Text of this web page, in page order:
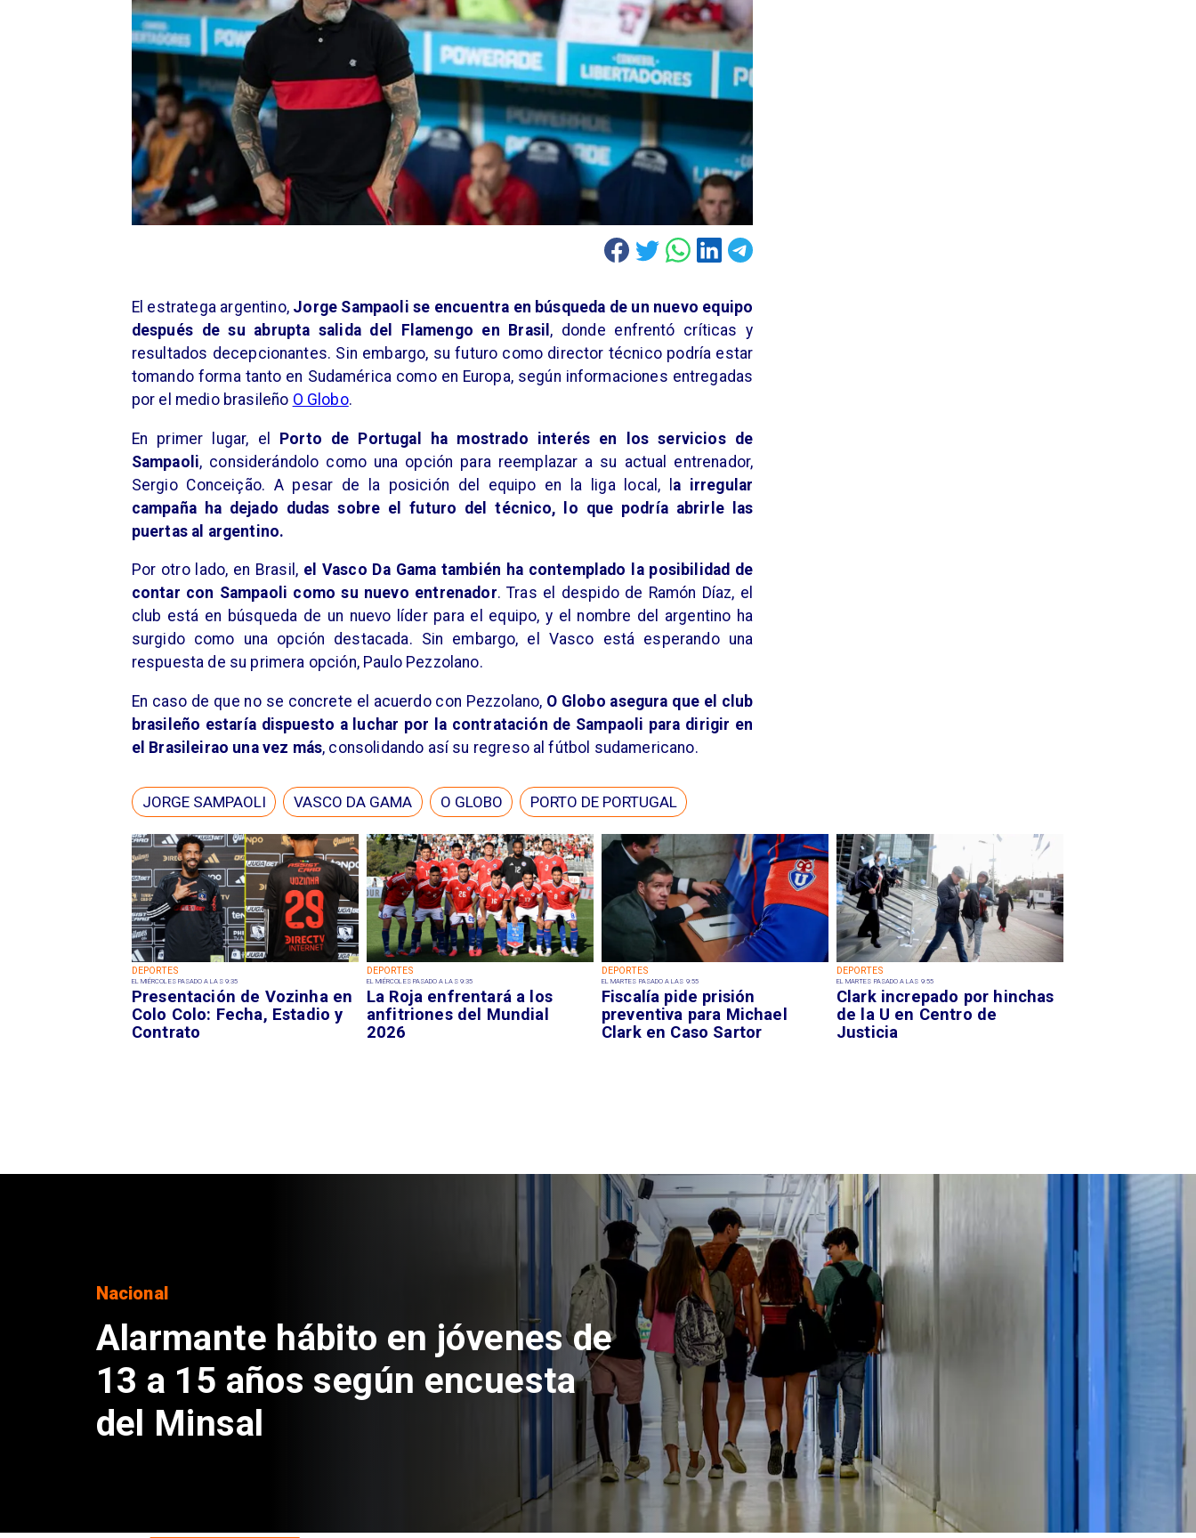
DEPORTES
EL MIÉRCOLES PASADO A LAS 9:35
Presentación de Vozinha en
Colo Colo: Fecha, Estadio y
Contrato
DEPORTES
EL MIÉRCOLES PASADO A LAS 9:35
La Roja enfrentará a los
anfitriones del Mundial
2026
DEPORTES
EL MARTES PASADO A LAS 9:55
Fiscalía pide prisión
preventiva para Michael
Clark en Caso Sartor
DEPORTES
EL MARTES PASADO A LAS 9:55
Clark increpado por hinchas
de la U en Centro de
Justicia
El estratega argentino, Jorge Sampaoli se encuentra en búsqueda de un nuevo equipo
después de su abrupta salida del Flamengo en Brasil , donde enfrentó críticas y
resultados decepcionantes. Sin embargo, su futuro como director técnico podría estar
tomando forma tanto en Sudamérica como en Europa, según informaciones entregadas
por el medio brasileño O Globo.
En primer lugar, el Porto de Portugal ha mostrado interés en los servicios de
Sampaoli, considerándolo como una opción para reemplazar a su actual entrenador,
Sergio Conceição. A pesar de la posición del equipo en la liga local, l a irregular
campaña ha dejado dudas sobre el futuro del técnico, lo que podría abrirle las
puertas al argentino.
Por otro lado, en Brasil, el Vasco Da Gama también ha contemplado la posibilidad de
contar con Sampaoli como su nuevo entrenador. Tras el despido de Ramón Díaz, el
club está en búsqueda de un nuevo líder para el equipo, y el nombre del argentino ha
surgido como una opción destacada. Sin embargo, el Vasco está esperando una
respuesta de su primera opción, Paulo Pezzolano.
En caso de que no se concrete el acuerdo con Pezzolano, O Globo asegura que el club
brasileño estaría dispuesto a luchar por la contratación de Sampaoli para dirigir en
el Brasileirao una vez más, consolidando así su regreso al fútbol sudamericano.
JORGE SAMPAOLI VASCO DA GAMA O GLOBO PORTO DE PORTUGAL
Regiones
Aprueban creación del Parque
Sebastián Piñera con inversión
de $4 mil millones